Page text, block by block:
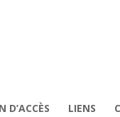
D’ACCÈS LIENS